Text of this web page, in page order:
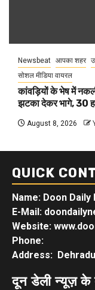
Newsbeat आपका शहर
सोशल मीडिया वायरल
कांवड़ियों के भेष में
झटका देकर भागे, 30
August 8, 2026
QUICK
Name: Doon Daily
E-Mail:
Website:
Phone:
Address:
दून डेली न्यूज़ के